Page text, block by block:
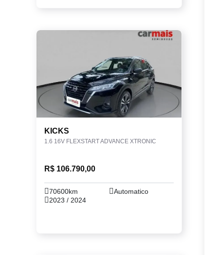
KICKS
1.6 16V FLEXSTART ADVANCE XTRONIC
R$ 106.790,00
70600km
Automatico
2023 / 2024